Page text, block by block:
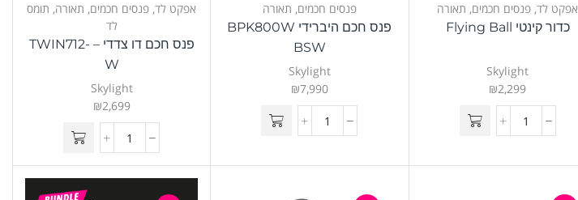
אפקט לד, פנסים חכמים, תאורה
כדור קינטי Flying Ball
Skylight
₪2,299
פנסים חכמים, תאורה
פנס חכם היברידי BPK800W
BSW
Skylight
₪7,990
אפקט לד, פנסים חכמים, תאורה, תומס
לד
פנס חכם דו צדדי – TWIN712-
W
Skylight
₪2,699